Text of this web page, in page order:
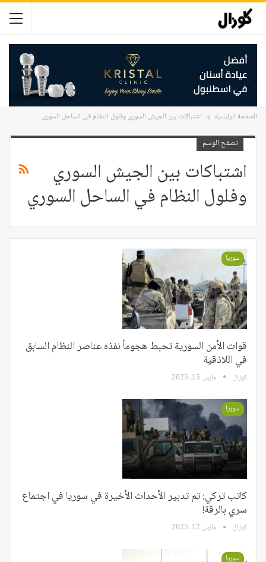
الصفحة الرئيسية اشتباكات بين الجيش السوري وفلول النظام في الساحل السوري
تصفح الوسم
اشتباكات بين الجيش السوري
وفلول النظام في الساحل السوري
سوريا
قوات الأمن السورية تحبط هجوماً نفذه عناصر النظام السابق
في اللاذقية
كوزال مارس 15, 2025
سوريا
كاتب تركي: تم تدبير الأحداث الأخيرة في سوريا في اجتماع
سري بالرقة!
كوزال مارس 12, 2025
سوريا